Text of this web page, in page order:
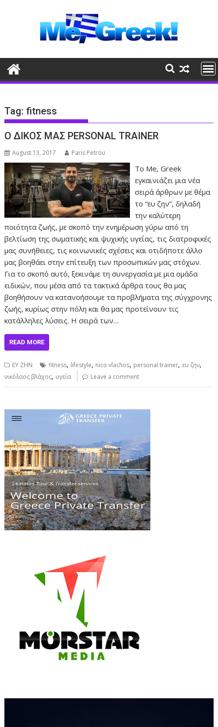
Tag:fitness
Ο ΔΙΚΟΣ ΜΑΣ PERSONAL TRAINER
August 13, 2017 Paris Petrou
Το Me, Greek
εγκαινιάζει μια νέα
σειρά άρθρων με θέμα
το “ευ ζην”, δηλαδή
την καλύτερη
ποιότητα ζωής, με σκοπό την ενημέρωση γύρω από τη
βελτίωση της σωματικής και ψυχικής υγείας, τις διατροφικές
μας συνήθειες, τις κοινωνικές σχέσεις και οτιδήποτε άλλο
μας βοηθάει στην επίτευξη των προσωπικών μας στόχων.
Για το σκοπό αυτό, ξεκινάμε τη συνεργασία με μια ομάδα
ειδικών, που μέσα από τα τακτικά άρθρα τους θα μας
βοηθήσουν να κατανοήσουμε τα προβλήματα της σύγχρονης
ζωής, κυρίως στην πόλη και θα μας προτείνουν τις
κατάλληλες λύσεις. Η σειρά των…
READ MORE
ΕΥ ΖΗΝ fitness, lifestyle, nico vlachos, personal trainer, ευ ζην,
νικόλαος βλάχος, υγεία Leave a comment